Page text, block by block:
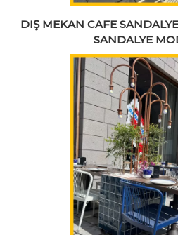
DIŞ MEKAN CAFE
SANDALYE